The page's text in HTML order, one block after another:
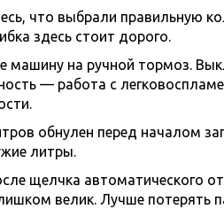
что выбрали правильную
здесь стоит дорого.
машину на ручной тормоз.
— работа с
обнулен перед началом
литры.
щелчка автоматического
велик. Лучше потерять